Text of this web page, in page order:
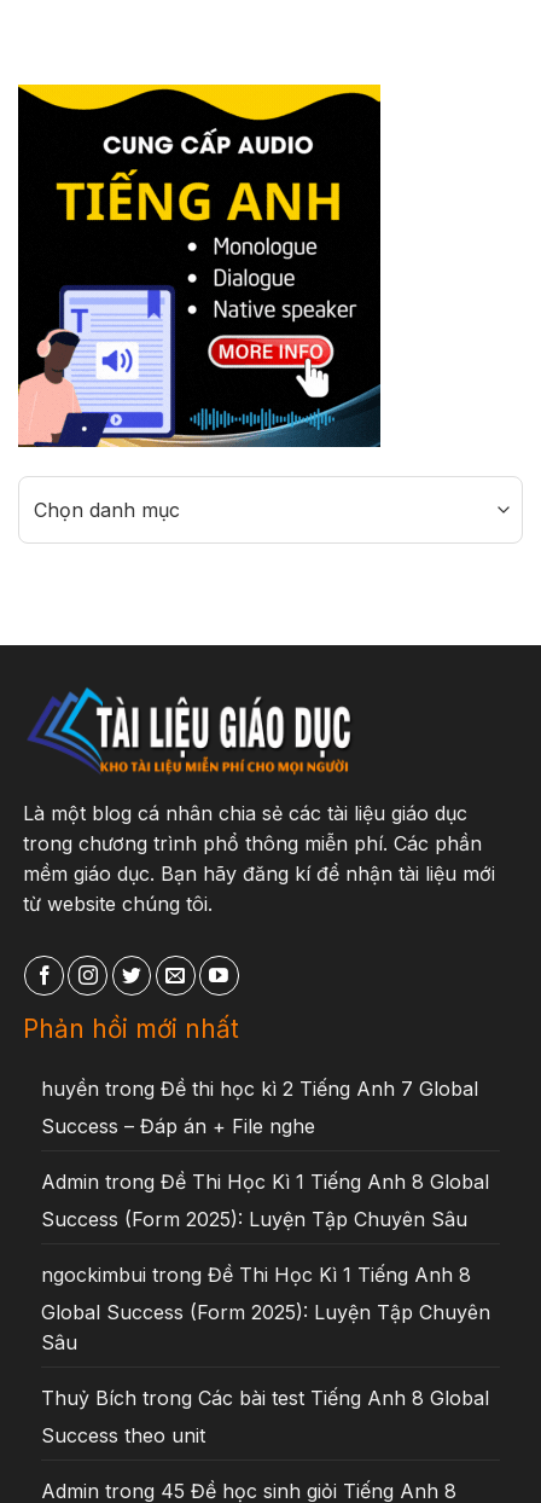
Categories
Là một blog cá nhân chia sẻ các tài liệu giáo dục
trong chương trình phổ thông miễn phí. Các phần
mềm giáo dục. Bạn hãy đăng kí để nhận tài liệu mới
từ website chúng tôi.
Phản hồi mới nhất
huyền trong Đề thi học kì 2 Tiếng Anh 7 Global
Success – Đáp án + File nghe
Admin trong Đề Thi Học Kì 1 Tiếng Anh 8 Global
Success (Form 2025): Luyện Tập Chuyên Sâu
ngockimbui trong Đề Thi Học Kì 1 Tiếng Anh 8
Global Success (Form 2025): Luyện Tập Chuyên
Sâu
Thuỷ Bích trong Các bài test Tiếng Anh 8 Global
Success theo unit
Admin trong 45 Đề học sinh giỏi Tiếng Anh 8